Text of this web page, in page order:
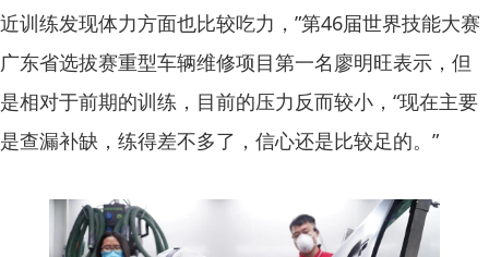
近训练发现体力方面也比较吃力，”第46届世界技能大赛
广东省选拔赛重型车辆维修项目第一名廖明旺表示，但
是相对于前期的训练，目前的压力反而较小，“现在主要
是查漏补缺，练得差不多了，信心还是比较足的。”